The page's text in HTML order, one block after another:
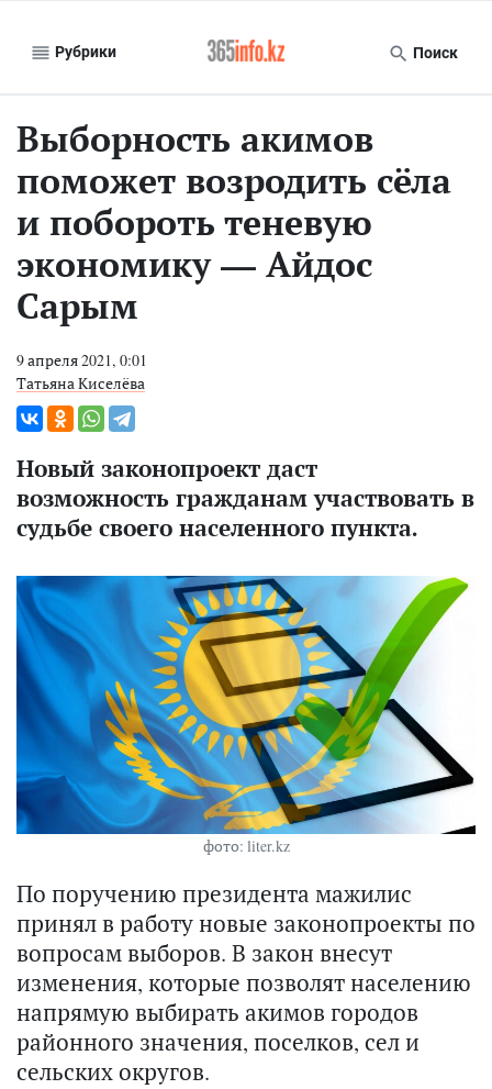
Рубрики Поиск
Выборность акимов
поможет возродить сёла
и побороть теневую
экономику — Айдос
Сарым
9 апреля 2021, 0:01
Татьяна Киселёва
Новый законопроект даст
возможность гражданам участвовать в
судьбе своего населенного пункта.
фото: liter.kz
По поручению президента мажилис
принял в работу новые законопроекты по
вопросам выборов. В закон внесут
изменения, которые позволят населению
напрямую выбирать акимов городов
районного значения, поселков, сел и
сельских округов.